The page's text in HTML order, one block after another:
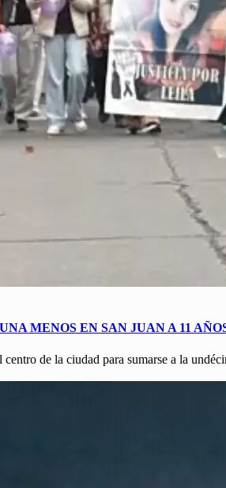
MENOS EN SAN JUAN A 11
de la ciudad para sumarse a la